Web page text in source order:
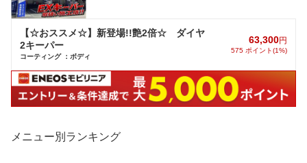
【☆おススメ☆】新登場!!艶2倍☆ ダイヤ
2キーパー
コーティング ：ボディ
63,300円
575 ポイント(1%)
メニュー別ランキング